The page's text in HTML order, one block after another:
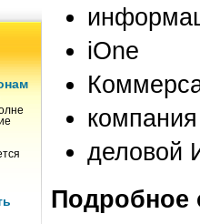
iOne
деловой
Подробное